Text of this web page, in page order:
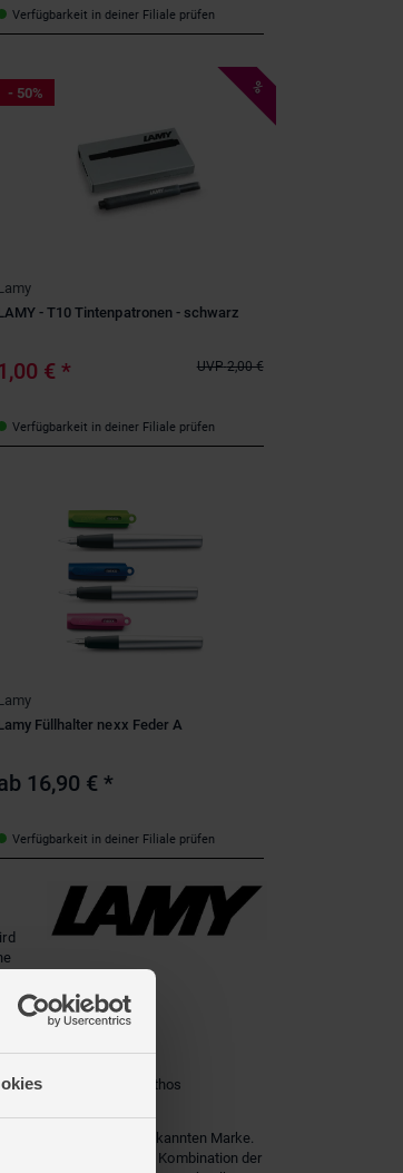
Verfügbarkeit in deiner Filiale prüfen
- 50% %
- T10 Tintenpatronen - schwarz
1,00 € * UVP 2,00 €
Verfügbarkeit in deiner Filiale prüfen
Füllhalter nexx Feder A
16,90 € *
Verfügbarkeit in deiner Filiale prüfen
Weltkrieg wird die Orthos
zu einer weltweit bekannten Marke.
Durch die Kombination der